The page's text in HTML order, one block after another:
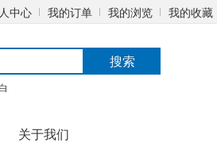
中心 我的订单 我的浏览 我的收藏
搜索
关于我们